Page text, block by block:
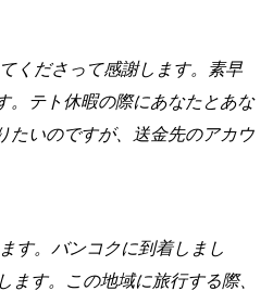
くださって感謝します。素早
。テト休暇の際にあなたとあな
たいのですが、送金先のアカウ
す。バンコクに到着しまし
ます。この地域に旅行する際、